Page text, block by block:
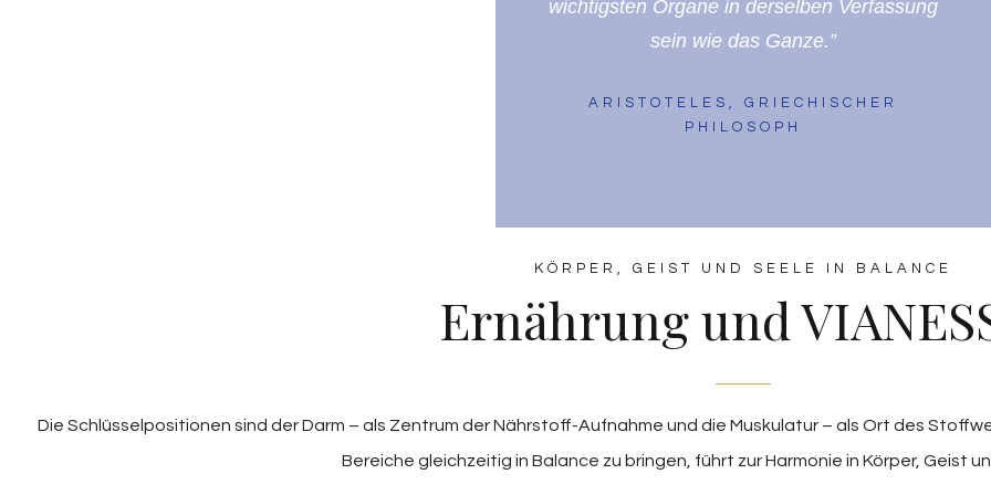
wichtigsten Organe in derselben Verfassung
sein wie das Ganze.”
ARISTOTELES, GRIECHISCHER
PHILOSOPH
KÖRPER, GEIST UND SEELE IN BALANCE
Ernährung und
Die Schlüsselpositionen sind der Darm – als Zentrum der Nährstoff-Aufnahme und die Muskulatur – als Ort des
Bereiche gleichzeitig in Balance zu bringen, führt zur Harmonie in Körper, Geist